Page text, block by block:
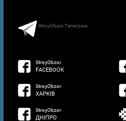
StroyObzor Телеграм
StroyObzor
FACEBOOK
StroyObzor
ХАРКІВ
StroyObzor
ДНІПРО